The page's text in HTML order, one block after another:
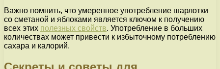
Важно помнить, что умеренное употребление шарлотки
со сметаной и яблоками является ключом к получению
всех этих полезных свойств. Употребление в больших
количествах может привести к избыточному потреблению
сахара и калорий.